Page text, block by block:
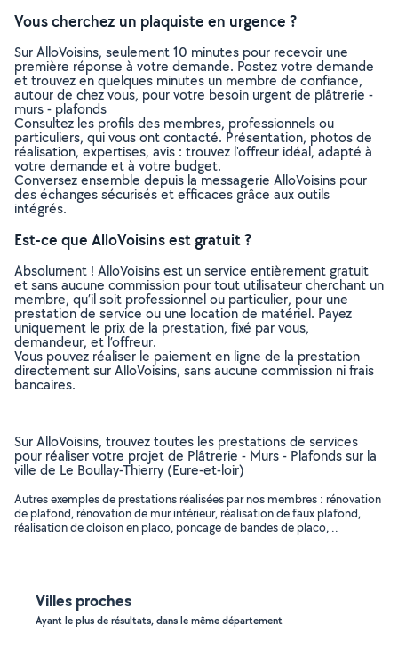
Vous cherchez un plaquiste en urgence ?
Sur AlloVoisins, seulement 10 minutes pour recevoir une
première réponse à votre demande. Postez votre demande
et trouvez en quelques minutes un membre de confiance,
autour de chez vous, pour votre besoin urgent de plâtrerie -
murs - plafonds
Consultez les profils des membres, professionnels ou
particuliers, qui vous ont contacté. Présentation, photos de
réalisation, expertises, avis : trouvez l'offreur idéal, adapté à
votre demande et à votre budget.
Conversez ensemble depuis la messagerie AlloVoisins pour
des échanges sécurisés et efficaces grâce aux outils
intégrés.
Est-ce que AlloVoisins est gratuit ?
Absolument ! AlloVoisins est un service entièrement gratuit
et sans aucune commission pour tout utilisateur cherchant un
membre, qu’il soit professionnel ou particulier, pour une
prestation de service ou une location de matériel. Payez
uniquement le prix de la prestation, fixé par vous,
demandeur, et l’offreur.
Vous pouvez réaliser le paiement en ligne de la prestation
directement sur AlloVoisins, sans aucune commission ni frais
bancaires.
Sur AlloVoisins, trouvez toutes les prestations de services
pour réaliser votre projet de Plâtrerie - Murs - Plafonds sur la
ville de Le Boullay-Thierry (Eure-et-loir)
Autres exemples de prestations réalisées par nos membres : rénovation
de plafond, rénovation de mur intérieur, réalisation de faux plafond,
réalisation de cloison en placo, poncage de bandes de placo, ..
Villes proches
Ayant le plus de résultats, dans le même département